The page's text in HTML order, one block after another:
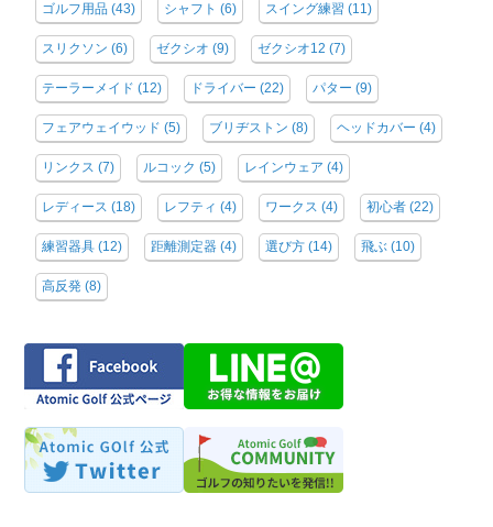
ゴルフ用品 (43) シャフト (6) スイング練習 (11)
スリクソン (6) ゼクシオ (9) ゼクシオ12 (7)
テーラーメイド (12) ドライバー (22) パター (9)
フェアウェイウッド (5) ブリヂストン (8) ヘッドカバー (4)
リンクス (7) ルコック (5) レインウェア (4)
レディース (18) レフティ (4) ワークス (4) 初心者 (22)
練習器具 (12) 距離測定器 (4) 選び方 (14) 飛ぶ (10)
高反発 (8)